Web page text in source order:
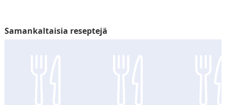
Samankaltaisia reseptejä